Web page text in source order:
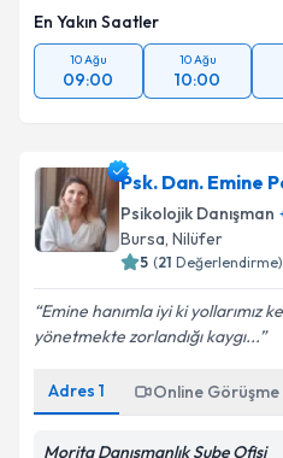
En Yakın Saatler
10 Ağu
09:00
10 Ağu
10:00
Psk. Dan. Emine
Psikolojik Danışman
Bursa, Nilüfer
5 (21 Değerlendirme)
Emine hanımla iyi ki yollarımız
yönetmekte zorlandığı kaygı...
Adres 1 Online Görüşme
Morita Danışmanlık Şube Ofisi